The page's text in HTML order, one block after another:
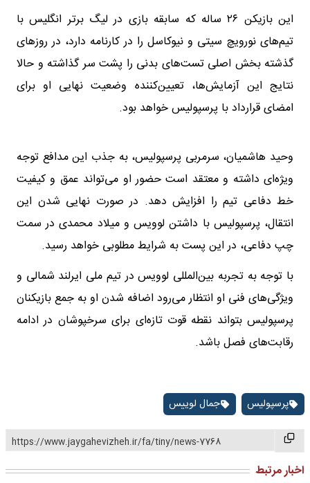
این بازیکن ۲۶ ساله که سابقه بازی در لیگ برتر انگلیس با
تیم‌های نورویچ سیتی و نیوکاسل را در کارنامه دارد، در روزهای
گذشته بخش اصلی تست‌های بدنی را پشت سر گذاشته و حالا
نتایج این آزمایش‌ها، تعیین‌کننده وضعیت نهایی او برای
امضای قرارداد با پرسپولیس خواهد بود.
وحید هاشمیان، سرمربی پرسپولیس، به جذب این مدافع توجه
ویژه‌ای داشته و معتقد است حضور او می‌تواند عمق و کیفیت
خط دفاعی تیم را افزایش دهد. در صورت نهایی شدن این
انتقال، پرسپولیس با داشتن لوویس و میلاد محمدی در سمت
چپ دفاعی، در این پست به شرایط مطلوبی خواهد رسید.
با توجه به تجربه بین‌المللی لوویس در تیم ملی ایرلند شمالی و
ویژگی‌های فنی او انتظار می‌رود اضافه شدن او به جمع بازیکنان
پرسپولیس بتواند نقطه قوت تازه‌ای برای سرخپوشان در ادامه
رقابت‌های فصل باشد.
پرسپولیس جمال لوییس
https://www.jaygahevizheh.ir/fa/tiny/news-7768
اخبار مرتبط